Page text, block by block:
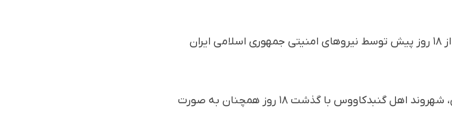
آزاده یقینی، شهروند بهایی اهل گنبدکاووس از توابع استان گلستان از ۱۸ روز پیش توسط نیروهای امنیتی جمهوری اسلامی ایران
بر اساس گزارش رسیده به سازمان حقوق بشری هه‌نگاو، آزاده یقینی، شهروند اهل گنبدکاووس با گذشت ١٨ روز همچنان به صورت